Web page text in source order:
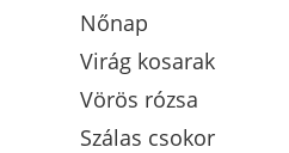
Nőnap
Virág kosarak
Vörös rózsa
Szálas csokor